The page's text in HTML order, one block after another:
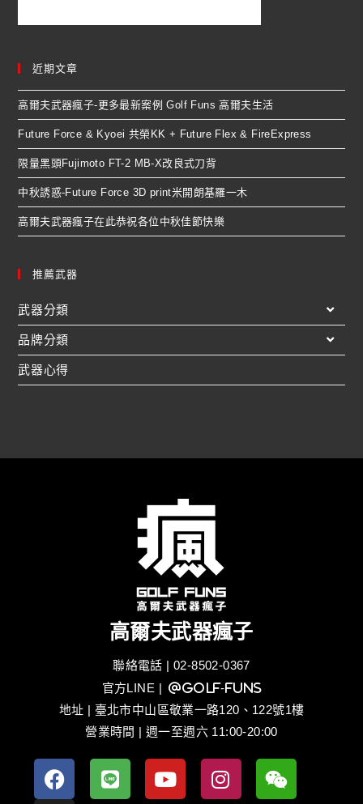
近期文章
高爾夫武器瘋子-更多最新案例 Golf Funs 高爾夫生活
Future Force & Kyoei 共榮KK + Future Flex & FireExpress
限量黑頭Fujimoto FT-2 MB-X改良式刀背
中秋誘惑-Future Force 3D print米開朗基羅一木
高爾夫武器瘋子在此恭祝各位中秋佳節快樂
推薦武器
武器分類
品牌分類
武器心得
高爾夫武器瘋子
聯絡電話 | 02-8502-0367
官方LINE | @golf-funs
地址 | 臺北市中山區敬業一路120、122號1樓
營業時間 | 週一至週六 11:00-20:00